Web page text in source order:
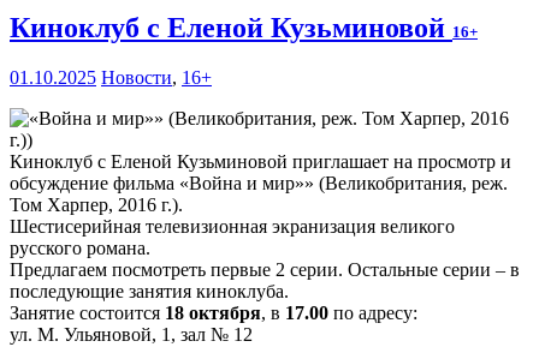
Киноклуб с Еленой Кузьминовой 16+
01.10.2025 Новости, 16+
Киноклуб с Еленой Кузьминовой приглашает на просмотр и
обсуждение фильма «Война и мир»» (Великобритания, реж.
Том Харпер, 2016 г.).
Шестисерийная телевизионная экранизация великого
русского романа.
Предлагаем посмотреть первые 2 серии. Остальные серии – в
последующие занятия киноклуба.
Занятие состоится 18 октября, в 17.00 по адресу:
ул. М. Ульяновой, 1, зал № 12